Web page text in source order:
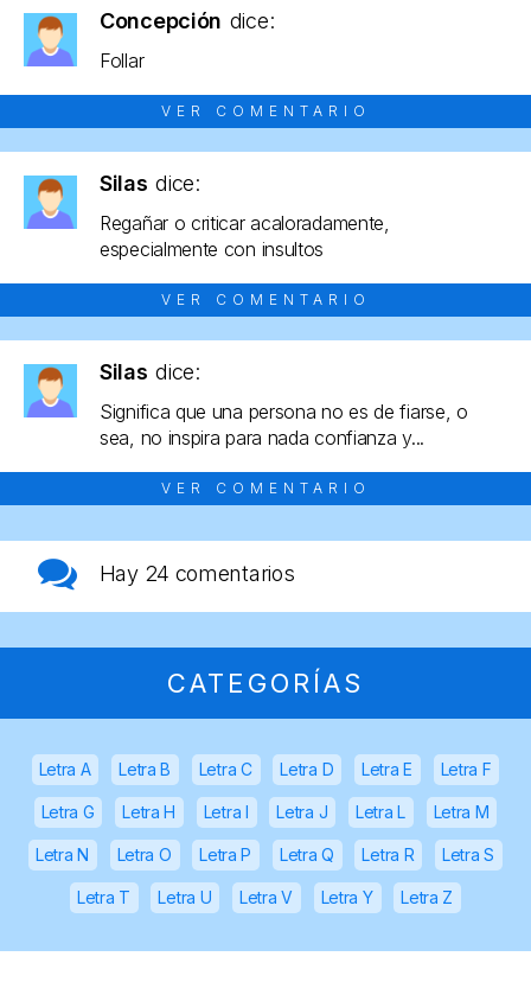
Concepción dice:
Follar
VER COMENTARIO
Silas dice:
Regañar o criticar acaloradamente,
especialmente con insultos
VER COMENTARIO
Silas dice:
Significa que una persona no es de fiarse, o
sea, no inspira para nada confianza y...
VER COMENTARIO
Hay 24 comentarios
CATEGORÍAS
Letra A Letra B Letra C Letra D Letra E Letra F
Letra G Letra H Letra I Letra J Letra L Letra M
Letra N Letra O Letra P Letra Q Letra R Letra S
Letra T Letra U Letra V Letra Y Letra Z